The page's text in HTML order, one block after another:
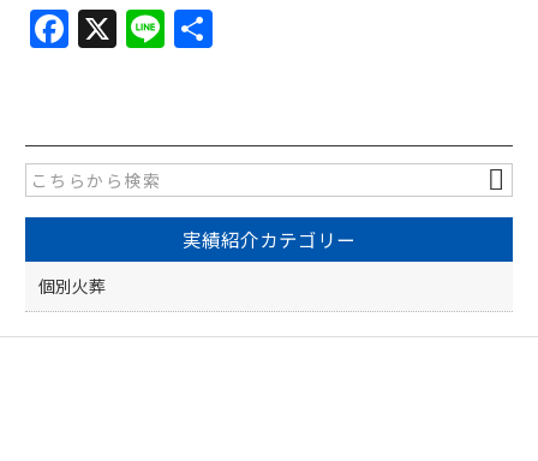
F
e
b
o
o
k
X Li
実績紹介カテゴリー
個別火葬